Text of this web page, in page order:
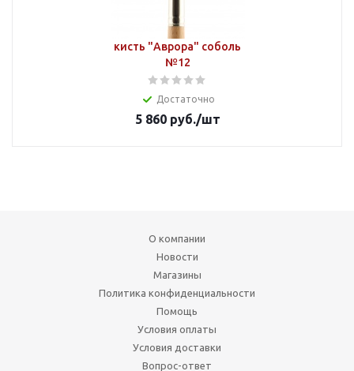
кисть "Аврора" соболь
№12
Достаточно
5 860руб./шт
О компании
Новости
Магазины
Политика конфиденциальности
Помощь
Условия оплаты
Условия доставки
Вопрос-ответ